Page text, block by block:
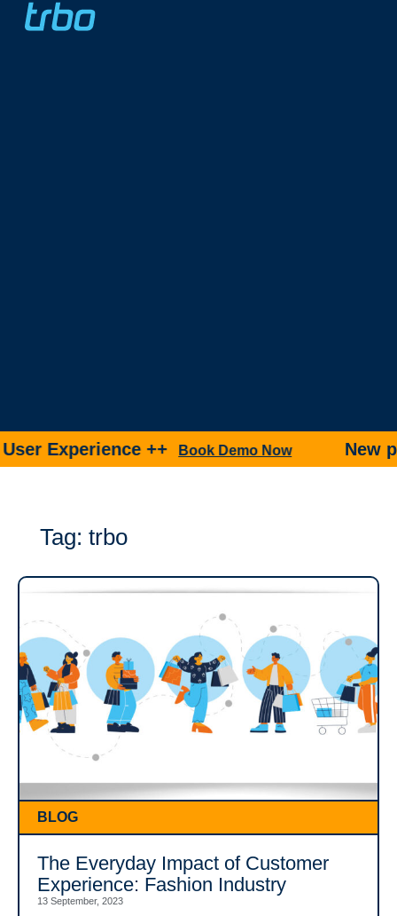
++Book Demo Now New product
Tag: trbo
BLOG
The Everyday Impact of Customer
Experience: Fashion Industry
13 September, 2023